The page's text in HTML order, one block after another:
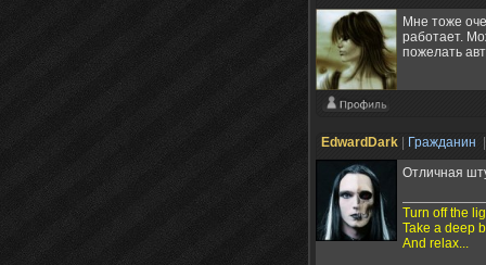
Мне тоже
работает.
пожелать
EdwardDark Гражданин
Отличная
Turn off the
Take a deep
And relax...